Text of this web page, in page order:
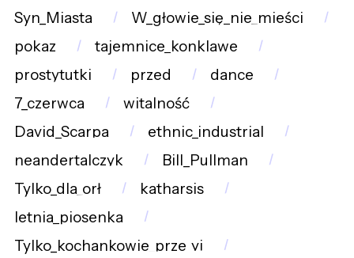
Syn_Miasta
W_głowie_się_nie_mieści
pokaz
tajemnice_konklawe
prostytutki
przed
dance
7_czerwca
witalność
David_Scarpa
ethnic_industrial
neandertalczyk
Bill_Pullman
Tylko_dla_orł
katharsis
letnia_piosenka
Tylko_kochankowie_prze_yj